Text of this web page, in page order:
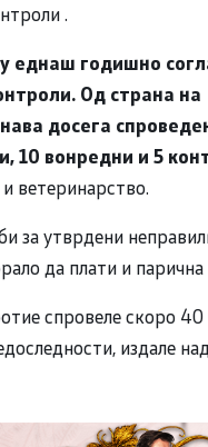
.
еднаш годишно
Од страна на
досега
10 вонредни и 5
ветеринарство.
за утврдени
да плати и парична
спровеле скоро
издале